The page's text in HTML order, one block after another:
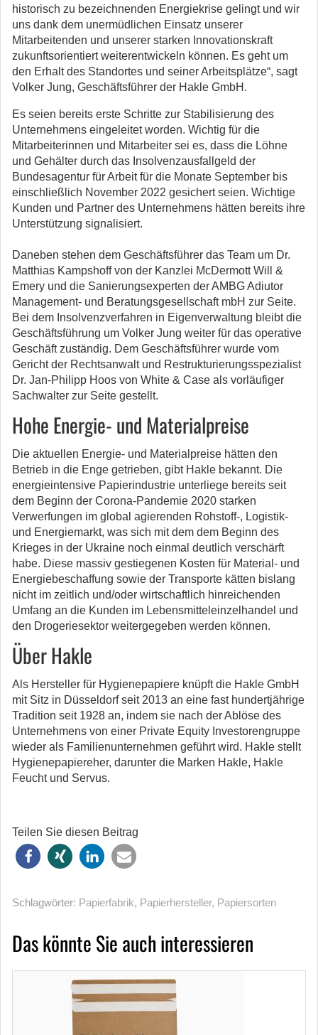
historisch zu bezeichnenden Energiekrise gelingt und wir
uns dank dem unermüdlichen Einsatz unserer
Mitarbeitenden und unserer starken Innovationskraft
zukunftsorientiertweiterentwickeln können. Es geht um
den Erhalt des Standortes und seiner Arbeitsplätze“, sagt
Volker Jung, Geschäftsführer der Hakle GmbH.
Es seien bereits erste Schritte zur Stabilisierung des
Unternehmens eingeleitet worden. Wichtig für die
Mitarbeiterinnen und Mitarbeiter sei es, dass die Löhne
und Gehälter durch das Insolvenzausfallgeld der
Bundesagentur für Arbeit für die Monate September bis
einschließlich November 2022 gesichert seien. Wichtige
Kunden und Partner des Unternehmens hätten bereits ihre
Unterstützung signalisiert.
Daneben stehen dem Geschäftsführer das Team um Dr.
Matthias Kampshoff von der Kanzlei McDermott Will &
Emery und die Sanierungsexperten der AMBG Adiutor
Management- und Beratungsgesellschaft mbH zur Seite.
Bei dem Insolvenzverfahren in Eigenverwaltung bleibtdie
Geschäftsführung um Volker Jung weiter für das operative
Geschäft zuständig. Dem Geschäftsführer wurde vom
Gericht der Rechtsanwalt und Restrukturierungsspezialist
Dr. Jan-Philipp Hoos von White & Case als vorläufiger
Sachwalter zur Seite gestellt.
HoheEnergie- und Materialpreise
Die aktuellen Energie- und Materialpreise hätten den
Betrieb in die Enge getrieben, gibt Hakle bekannt. Die
energieintensive Papierindustrie unterliege bereits seit
dem Beginn der Corona-Pandemie 2020 starken
Verwerfungen im global agierenden Rohstoff-, Logistik-
und Energiemarkt, was sich mit dem dem Beginn des
Krieges in der Ukraine noch einmal deutlich verschärft
habe. Diese massiv gestiegenen Kosten für Material- und
Energiebeschaffung sowie der Transporte kätten bislang
nicht im zeitlich und/oder wirtschaftlich hinreichenden
Umfang an die Kunden im Lebensmitteleinzelhandel und
den Drogeriesektor weitergegeben werden können.
Über Hakle
Als Hersteller für Hygienepapiere knüpft die Hakle GmbH
mit Sitz in Düsseldorf seit 2013 an eine fast hundertjährige
Tradition seit 1928 an, indem sie nach der Ablöse des
Unternehmens von einer Private Equity Investorengruppe
wieder als Familienunternehmen geführt wird. Hakle stellt
Hygienepapiereher, darunter die Marken Hakle, Hakle
Feucht und Servus.
Teilen Sie diesen Beitrag
Schlagwörter: Papierfabrik, Papierhersteller, Papiersorten
Das könnte Sie auch interessieren